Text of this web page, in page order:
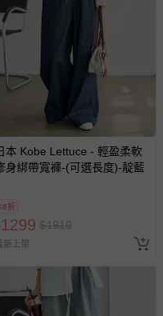
贈品等。
含例假日內提出），如為
咪愛負責處理，若非瑕疵
出貨』中查詢該筆訂單，
。若有相關退貨問題，請
我們將依序為您處理
約時即將逾期（例如生鮮
本 Kobe Lettuce - 輕盈柔軟
身綁帶寬褲-(可選長度)-靛藍
折
1299 $1910
新上架